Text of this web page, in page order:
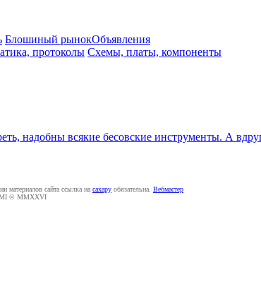
Блошиный рынокОбъявления
протоколы Схемы, платы, компоненты
надобны всякие бесовские инструменты. А
материалов сайта ссылка на caxapу обязательна. Вебмастер
© MMXXVI